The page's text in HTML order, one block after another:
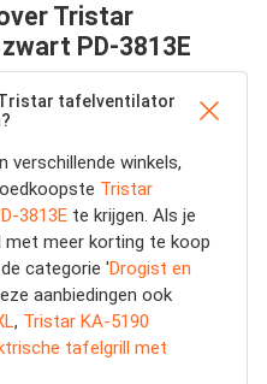
Tristar
PD-3813E
Tristar tafelventilator
verschillende winkels,
Tristar
3813E te krijgen. Als je
meer korting te koop
categorie 'Drogist en
aanbiedingen ook
, Tristar KA-5190
tafelgrill met